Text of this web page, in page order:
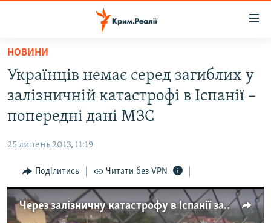
Перейти
основного
матеріалу
до
основної
Перейти
до
пошуку
ВОДА.КРИМ
ВІДЕО ТА ФОТО
БЛОГИ
ПОГЛЯД
ІНТЕРВ'Ю
ВСЕ ЗА ДЕНЬ
НОВИНИ
Українців немає серед загиблих у
залізничній катастрофі в Іспанії –
попередні дані МЗС
25 липень 2013, 11:19
Поділитись Читати без VPN
Через залізничну катастрофу в Іспанії загинули 77 людей